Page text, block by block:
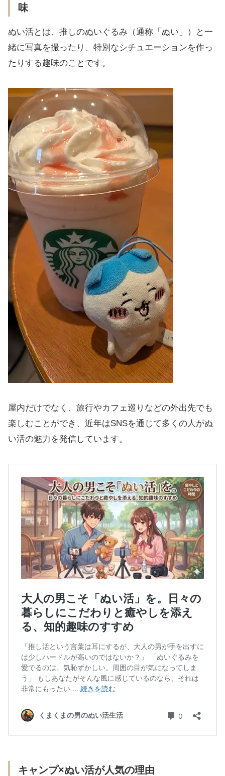
味
ぬい活とは、推しのぬいぐるみ（通称「ぬい」）と一
緒に写真を撮ったり、特別なシチュエーションを作っ
たりする趣味のことです。
屋内だけでなく、旅行やカフェ巡りなどの外出先でも
楽しむことができ、近年はSNSを通じて多くの人がぬ
い活の魅力を発信しています。
キャンプ×ぬい活が人気の理由